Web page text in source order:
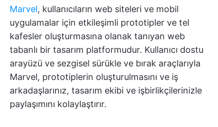
Marvel, kullanıcıların web siteleri ve mobil
uygulamalar için etkileşimli prototipler ve tel
kafesler oluşturmasına olanak tanıyan web
tabanlı bir tasarım platformudur. Kullanıcı dostu
arayüzü ve sezgisel sürükle ve bırak araçlarıyla
Marvel, prototiplerin oluşturulmasını ve iş
arkadaşlarınız, tasarım ekibi ve işbirlikçilerinizle
paylaşımını kolaylaştırır.